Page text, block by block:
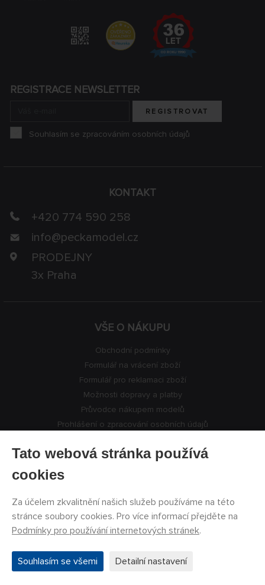
VŠE O NÁKUPU
Obchodní podmínky
Formulář na vrácení zboží
Formulář pro reklamaci zboží
Možnosti dopravy a platby
Průvodce nákupem modelů
Prohlášení o zpracování osobních údajů
sdělení
PECKA MODELÁŘ
Výrobci modelů
KONTAKT
+420 774 590 258
info@peckamodel.cz
PRODEJNY
3x Praha
REGISTRACE NEWSLETTER
REGISTROVAT
Souhlasím se zpracováním osobních údajů
Tato webová stránka používá
cookies
Za účelem zkvalitnění našich služeb používáme na této
stránce soubory cookies. Pro více informací přejděte na
Podmínky pro používání internetových stránek.
Souhlasím se všemi Detailní nastavení